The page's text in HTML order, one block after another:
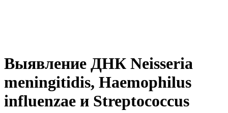
Выявление ДНК Neisseria
meningitidis, Haemophilus
influenzae и Streptococcus